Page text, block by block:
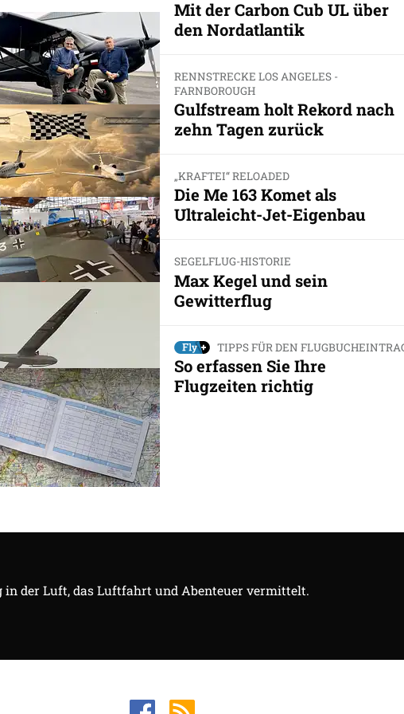
Mit der Carbon Cub UL über
den Nordatlantik
RENNSTRECKE LOS ANGELES -
FARNBOROUGH
Gulfstream holt Rekord nach
zehn Tagen zurück
„KRAFTEI“ RELOADED
Die Me 163 Komet als
Ultraleicht-Jet-Eigenbau
SEGELFLUG-HISTORIE
Max Kegel und sein
Gewitterflug
TIPPS FÜR DEN
So erfassen Sie Ihre
Flugzeiten richtig
in der Luft, das Luftfahrt und Abenteuer vermittelt.